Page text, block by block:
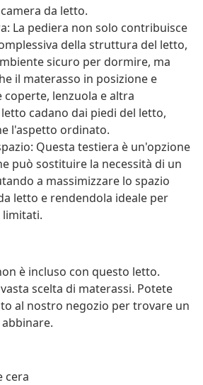
da letto.
La pediera non solo contribuisce
della struttura del letto,
sicuro per dormire, ma
il materasso in posizione e
coperte, lenzuola e altra
cadano dai piedi del letto,
l'aspetto ordinato.
Questa testiera è un'opzione
può sostituire la necessità di un
a massimizzare lo spazio
letto e rendendola ideale per
limitati.
è incluso con questo letto.
scelta di materassi. Potete
al nostro negozio per trovare un
cera